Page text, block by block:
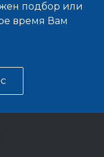
подбор или
время Вам